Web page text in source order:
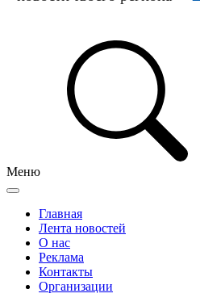
Меню
Главная
Лента новостей
О нас
Реклама
Контакты
Организации